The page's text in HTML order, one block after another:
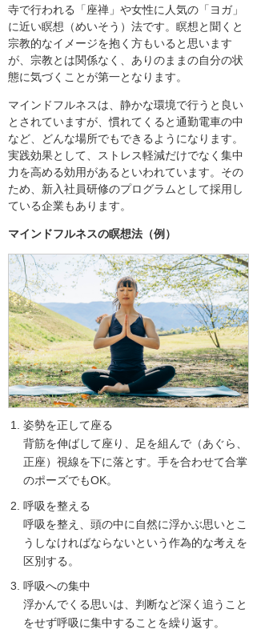
寺で行われる「座禅」や女性に人気の「ヨガ」
に近い瞑想（めいそう）法です。瞑想と聞くと
宗教的なイメージを抱く方もいると思います
が、宗教とは関係なく、ありのままの自分の状
態に気づくことが第一となります。
マインドフルネスは、静かな環境で行うと良い
とされていますが、慣れてくると通勤電車の中
など、どんな場所でもできるようになります。
実践効果として、ストレス軽減だけでなく集中
力を高める効用があるといわれています。その
ため、新入社員研修のプログラムとして採用し
ている企業もあります。
マインドフルネスの瞑想法（例）
姿勢を正して座る
背筋を伸ばして座り、足を組んで（あぐら、
正座）視線を下に落とす。手を合わせて合掌
のポーズでもOK。
呼吸を整える
呼吸を整え、頭の中に自然に浮かぶ思いとこ
うしなければならないという作為的な考えを
区別する。
呼吸への集中
浮かんでくる思いは、判断など深く追うこと
をせず呼吸に集中することを繰り返す。